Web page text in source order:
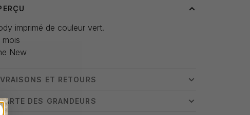
imprimé de couleur vert.
mois
New
ET RETOURS
DES GRANDEURS